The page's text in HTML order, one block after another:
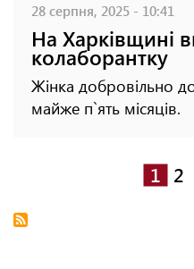
28 серпня, 2025 - 10:41
На Харківщині
колаборантку
Жінка добровільно
майже п`ять місяців.
1 2